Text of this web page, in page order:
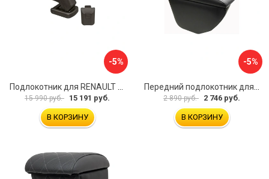
-5%
Подлокотник для RENAULT Kaptur 2017 г.в. armster 2 BLACK V00970
15 990 руб. 15 191 руб.
В КОРЗИНУ
-5%
Передний подлокотник для KIA Rio 4 2017-н.в. AVTOLIDER1 PP-KIA-Rio-4-02
2 890 руб. 2 746 руб.
В КОРЗИНУ